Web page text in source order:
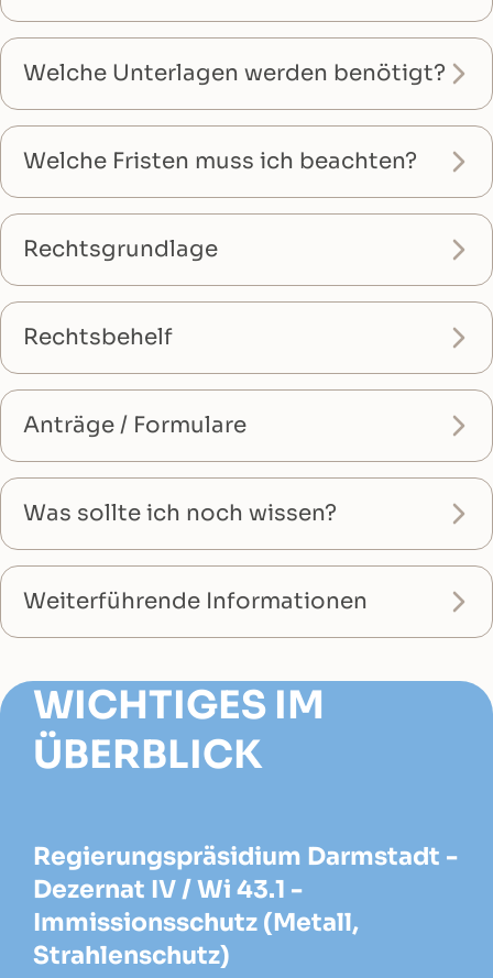
Welche Unterlagen werden benötigt?
Welche Fristen muss ich beachten?
Rechtsgrundlage
Rechtsbehelf
Anträge / Formulare
Was sollte ich noch wissen?
Weiterführende Informationen
WICHTIGES IM
ÜBERBLICK
Regierungspräsidium Darmstadt -
Dezernat IV / Wi 43.1 -
Immissionsschutz (Metall,
Strahlenschutz)